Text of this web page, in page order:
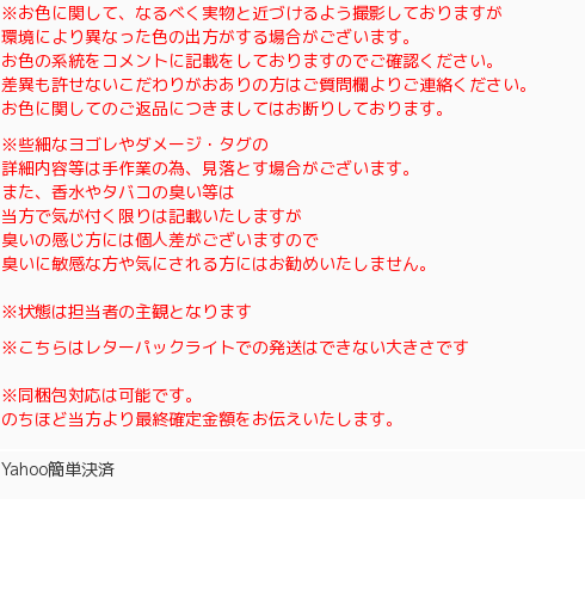
※お色に関して、なるべく実物と近づけるよう撮影しておりますが
環境により異なった色の出方がする場合がございます。
お色の系統をコメントに記載をしておりますのでご確認ください。
差異も許せないこだわりがおありの方はご質問欄よりご連絡ください。
お色に関してのご返品につきましてはお断りしております。
※些細なヨゴレやダメージ・タグの
詳細内容等は手作業の為、見落とす場合がございます。
また、香水やタバコの臭い等は
当方で気が付く限りは記載いたしますが
臭いの感じ方には個人差がございますので
臭いに敏感な方や気にされる方にはお勧めいたしません。
※状態は担当者の主観となります
※こちらはレターパックライトでの発送はできない大きさです
※同梱包対応は可能です。
のちほど当方より最終確定金額をお伝えいたします。
Yahoo簡単決済